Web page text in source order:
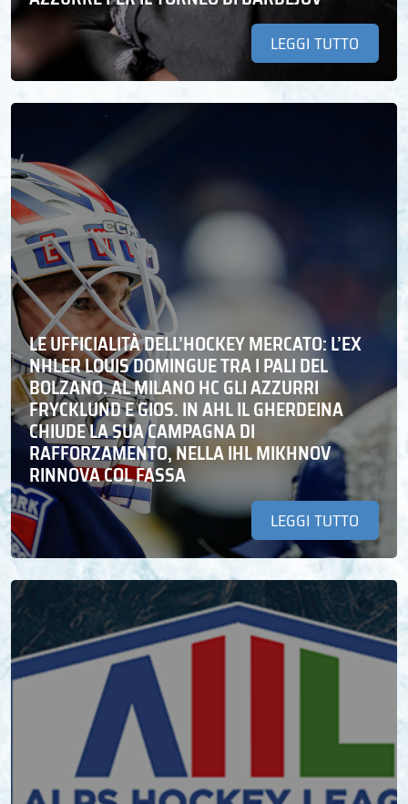
LEGGI TUTTO
LE UFFICIALITÀ DELL’HOCKEY MERCATO: L’EX
NHLER LOUIS DOMINGUE TRA I PALI DEL
BOLZANO. AL MILANO HC GLI AZZURRI
FRYCKLUND E GIOS. IN AHL IL GHERDEINA
CHIUDE LA SUA CAMPAGNA DI
RAFFORZAMENTO, NELLA IHL MIKHNOV
RINNOVA COL FASSA
LEGGI TUTTO